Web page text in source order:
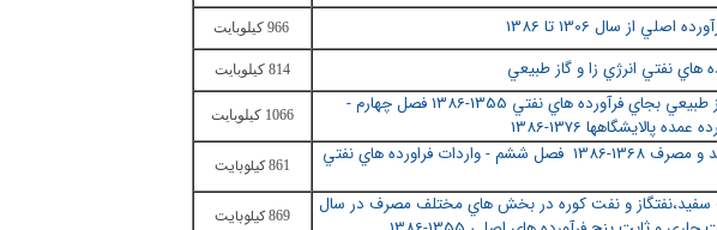
از سال 1306 تا 1386 966 کيلوبايت
نفتي انرژي زا و گاز طبيعي 814 کيلوبايت
فصل سوم - جايگزيني گاز طبيعي بجاي فرآورده هاي نفتي 1355-1386 فصل چهارم -
پالايشگاهها 1376-1386
1066 کيلوبايت
فصل پنجم - مقايسه توليد و مصرف 1368-1386 فصل ششم - واردات فراورده هاي نفتي
861 کیلوبایت
و نفت كوره در بخش هاي مختلف مصرف در سال
869 کیلوبایت